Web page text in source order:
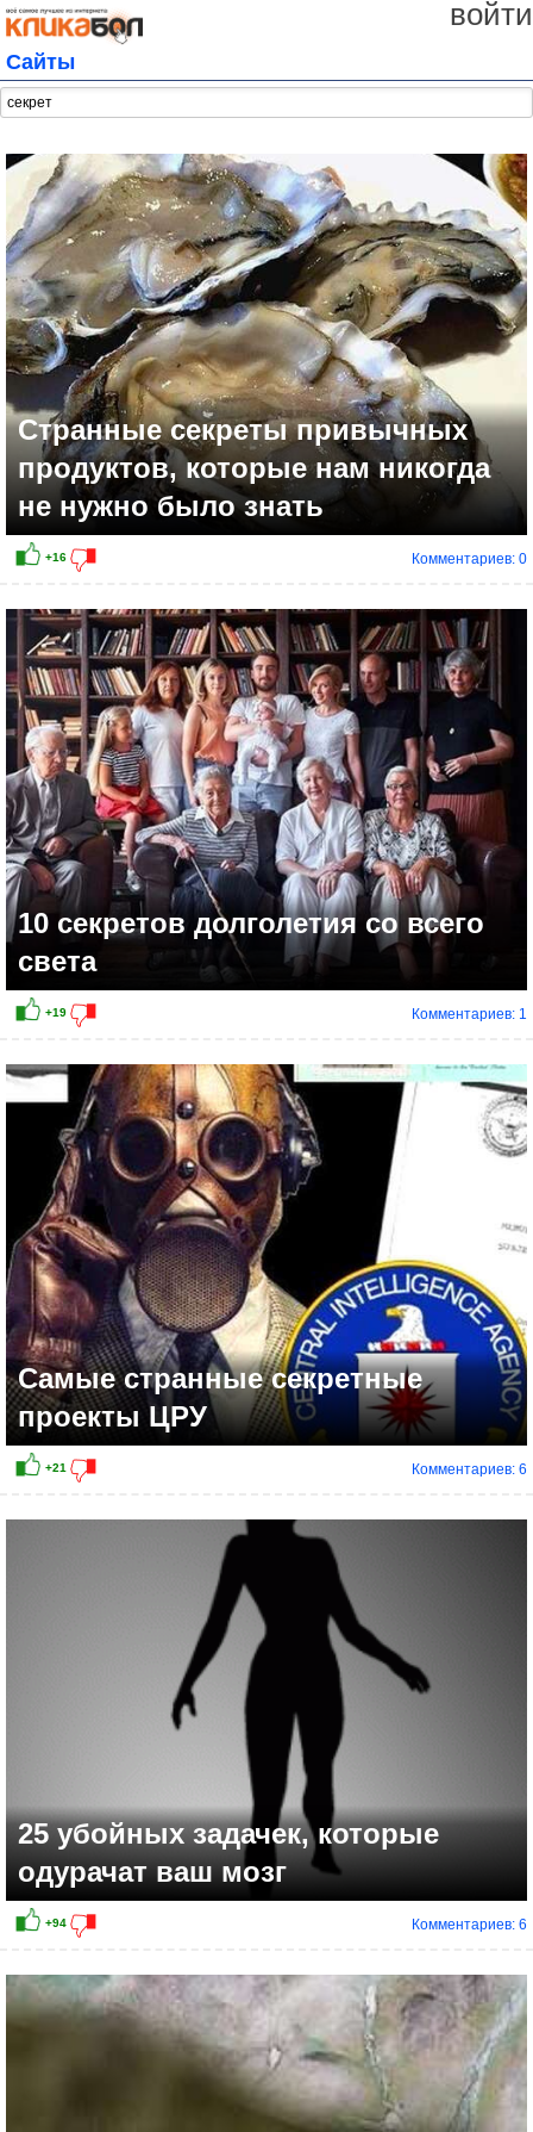
войти
Сайты
Странные секреты привычных
продуктов, которые нам никогда
не нужно было знать
+16
Комментариев: 0
10 секретов долголетия со всего
света
+19
Комментариев: 1
Самые странные секретные
проекты ЦРУ
Комментариев: 6
25 убойных задачек, которые
одурачат ваш мозг
Комментариев: 6